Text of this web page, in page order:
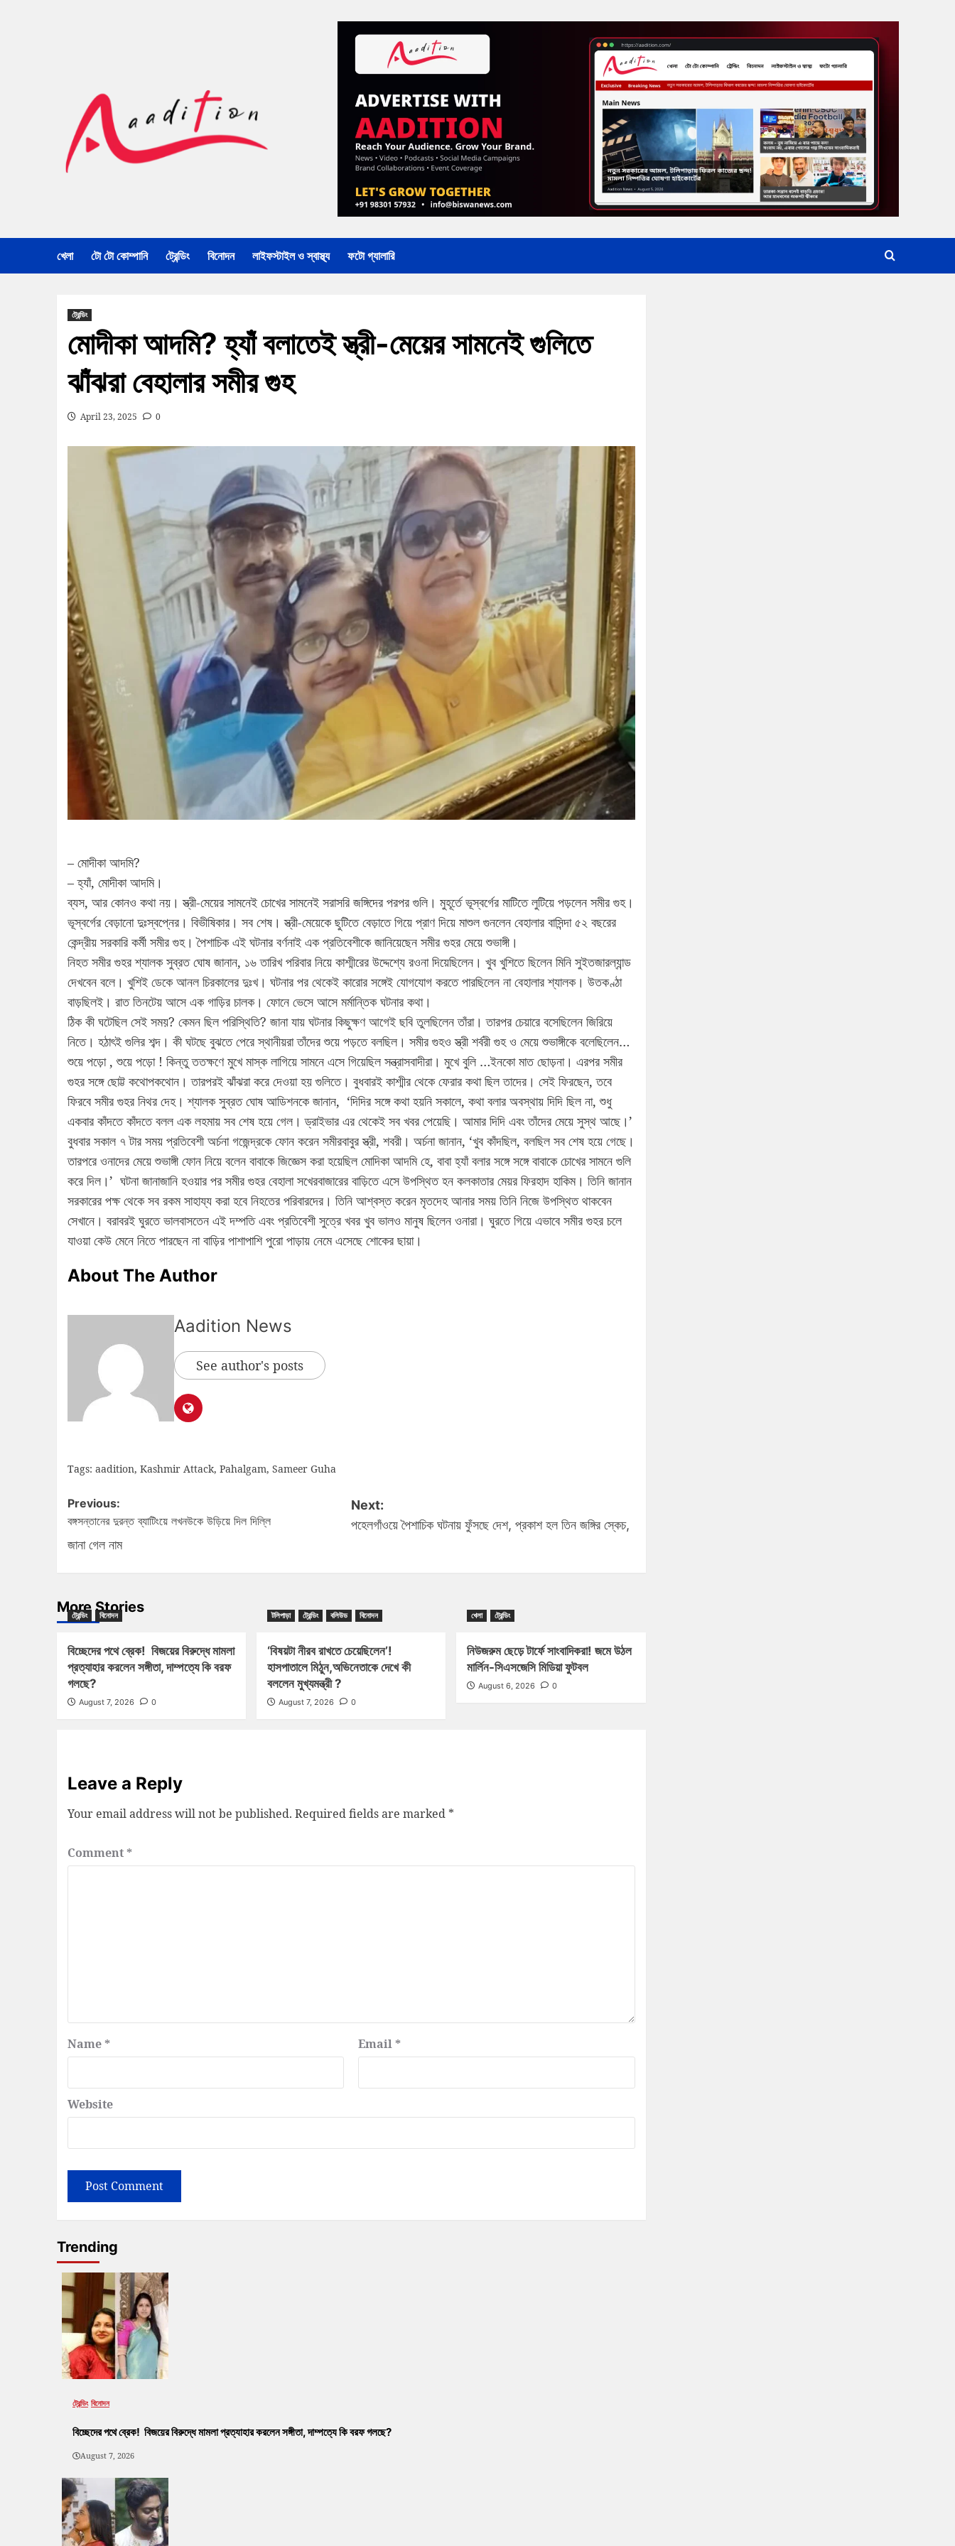
খেলা টো টো কোম্পানি ট্রেন্ডিং বিনোদন লাইফস্টাইল ও স্বাস্থ্য ফটো গ্যালারি
ট্রেন্ডিং
মোদীকা আদমি? হ্যাঁ বলাতেই স্ত্রী-মেয়ের সামনেই গুলিতে
ঝাঁঝরা বেহালার সমীর গুহ
April 23, 2025 0
– মোদীকা আদমি?
– হ্যাঁ, মোদীকা আদমি।
ব্যস, আর কোনও কথা নয়। স্ত্রী-মেয়ের সামনেই চোখের সামনেই সরাসরি জঙ্গিদের পরপর গুলি। মুহূর্তে ভূস্বর্গের মাটিতে লুটিয়ে পড়লেন সমীর গুহ।
ভূস্বর্গের বেড়ানো দুঃস্বপ্নের। বিভীষিকার। সব শেষ। স্ত্রী-মেয়েকে ছুটিতে বেড়াতে গিয়ে প্রাণ দিয়ে মাশুল গুনলেন বেহালার বাসিন্দা ৫২ বছরের
কেন্দ্রীয় সরকারি কর্মী সমীর গুহ। পৈশাচিক এই ঘটনার বর্ণনাই এক প্রতিবেশীকে জানিয়েছেন সমীর গুহর মেয়ে শুভাঙ্গী।
নিহত সমীর গুহর শ্যালক সুব্রত ঘোষ জানান, ১৬ তারিখ পরিবার নিয়ে কাশ্মীরের উদ্দেশ্যে রওনা দিয়েছিলেন। খুব খুশিতে ছিলেন মিনি সুইতজারল্যান্ড
দেখবেন বলে। খুশিই ডেকে আনল চিরকালের দুঃখ। ঘটনার পর থেকেই কারোর সঙ্গেই যোগযোগ করতে পারছিলেন না বেহালার শ্যালক। উতকণ্ঠা
বাড়ছিলই। রাত তিনটেয় আসে এক গাড়ির চালক। ফোনে ভেসে আসে মর্মান্তিক ঘটনার কথা।
ঠিক কী ঘটেছিল সেই সময়? কেমন ছিল পরিস্থিতি? জানা যায় ঘটনার কিছুক্ষণ আগেই ছবি তুলছিলেন তাঁরা। তারপর চেয়ারে বসেছিলেন জিরিয়ে
নিতে। হঠাৎই গুলির শব্দ। কী ঘটছে বুঝতে পেরে স্থানীয়রা তাঁদের শুয়ে পড়তে বলছিল। সমীর গুহও স্ত্রী শর্বরী গুহ ও মেয়ে শুভাঙ্গীকে বলেছিলেন…
শুয়ে পড়ো , শুয়ে পড়ো ! কিন্তু ততক্ষণে মুখে মাস্ক লাগিয়ে সামনে এসে গিয়েছিল সন্ত্রাসবাদীরা। মুখে বুলি …ইনকো মাত ছোড়না। এরপর সমীর
গুহর সঙ্গে ছোট্ট কথোপকথোন। তারপরই ঝাঁঝরা করে দেওয়া হয় গুলিতে। বুধবারই কাশ্মীর থেকে ফেরার কথা ছিল তাদের। সেই ফিরছেন, তবে
ফিরবে সমীর গুহর নিথর দেহ। শ্যালক সুব্রত ঘোষ আডিশনকে জানান, ‘দিদির সঙ্গে কথা হয়নি সকালে, কথা বলার অবস্থায় দিদি ছিল না, শুধু
একবার কাঁদতে কাঁদতে বলল এক লহমায় সব শেষ হয়ে গেল। ড্রাইভার এর থেকেই সব খবর পেয়েছি। আমার দিদি এবং তাঁদের মেয়ে সুস্থ আছে।’
বুধবার সকাল ৭ টার সময় প্রতিবেশী অর্চনা গজেন্দ্রকে ফোন করেন সমীরবাবুর স্ত্রী, শবরী। অর্চনা জানান, ‘খুব কাঁদছিল, বলছিল সব শেষ হয়ে গেছে।
তারপরে ওনাদের মেয়ে শুভাঙ্গী ফোন নিয়ে বলেন বাবাকে জিজ্ঞেস করা হয়েছিল মোদিকা আদমি হে, বাবা হ্যাঁ বলার সঙ্গে সঙ্গে বাবাকে চোখের সামনে গুলি
করে দিল।’ ঘটনা জানাজানি হওয়ার পর সমীর গুহর বেহালা সখেরবাজারের বাড়িতে এসে উপস্থিত হন কলকাতার মেয়র ফিরহাদ হাকিম। তিনি জানান
সরকারের পক্ষ থেকে সব রকম সাহায্য করা হবে নিহতের পরিবারদের। তিনি আশ্বস্ত করেন মৃতদেহ আনার সময় তিনি নিজে উপস্থিত থাকবেন
সেখানে। বরাবরই ঘুরতে ভালবাসতেন এই দম্পতি এবং প্রতিবেশী সুত্রে খবর খুব ভালও মানুষ ছিলেন ওনারা। ঘুরতে গিয়ে এভাবে সমীর গুহর চলে
যাওয়া কেউ মেনে নিতে পারছেন না বাড়ির পাশাপাশি পুরো পাড়ায় নেমে এসেছে শোকের ছায়া।
About The Author
Aadition News
See author's posts
Tags: aadition, Kashmir Attack, Pahalgam, Sameer Guha
Previous:
বঙ্গসন্তানের দুরন্ত ব্যাটিংয়ে লখনউকে উড়িয়ে দিল দিল্লি
Next:
পহেলগাঁওয়ে পৈশাচিক ঘটনায় ফুঁসছে দেশ, প্রকাশ হল তিন জঙ্গির স্কেচ,
জানা গেল নাম
More Stories
ট্রেন্ডিং বিনোদন
বিচ্ছেদের পথে ব্রেক! বিজয়ের বিরুদ্ধে মামলা
প্রত্যাহার করলেন সঙ্গীতা, দাম্পত্যে কি বরফ
গলছে?
August 7, 2026 0
টলিপাড়া ট্রেন্ডিং বলিউড বিনোদন
‘বিষয়টা নীরব রাখতে চেয়েছিলেন’!
হাসপাতালে মিঠুন,অভিনেতাকে দেখে কী
বললেন মুখ্যমন্ত্রী ?
August 7, 2026 0
খেলা ট্রেন্ডিং
নিউজরুম ছেড়ে টার্ফে সাংবাদিকরা! জমে উঠল
মার্লিন-সিএসজেসি মিডিয়া ফুটবল
August 6, 2026 0
Leave a Reply
Your email address will not be published. Required fields are marked *
Comment *
Name * Email *
Website
Trending
ট্রেন্ডিং বিনোদন
বিচ্ছেদের পথে ব্রেক! বিজয়ের বিরুদ্ধে মামলা প্রত্যাহার করলেন সঙ্গীতা, দাম্পত্যে কি বরফ গলছে?
August 7, 2026